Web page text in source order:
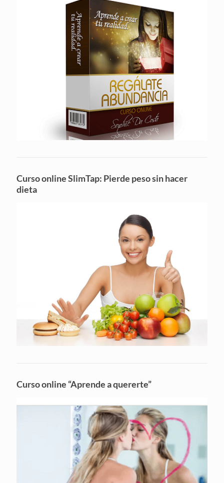
Curso online SlimTap: Pierde peso sin hacer
dieta
Curso online “Aprende a quererte”